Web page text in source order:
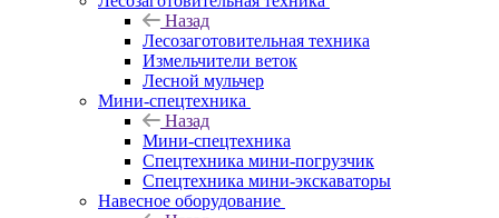
Назад
Лесозаготовительная техника
Измельчители веток
Лесной мульчер
Мини-спецтехника
Назад
Мини-спецтехника
Спецтехника мини-погрузчик
Спецтехника мини-экскаваторы
Навесное оборудование